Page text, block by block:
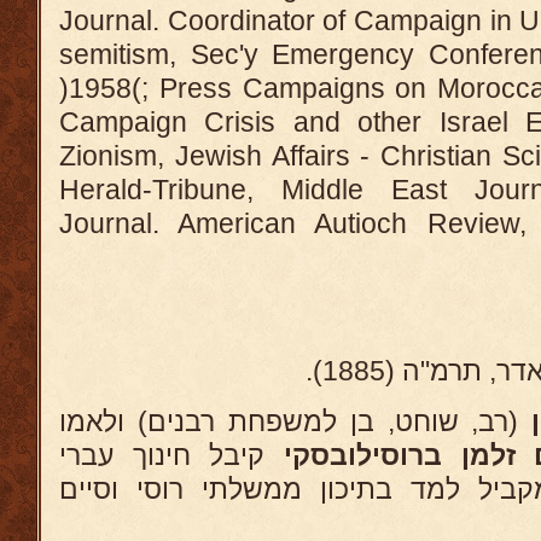
Journal. Coordinator of Campaign in
semitism, Sec'y Emergency
)1958(; Press Campaigns on
Campaign Crisis and other Israel
Zionism, Jewish Affairs - Christian
Herald-Tribune, Middle East
Journal. American Autioch Review,
תרמ"ה (1885).
(רב, שוחט, בן למשפחת רבנים) ולאמו
ברוסילובסקי קיבל חינוך עברי
עד גיל 14, ובמקביל למד בתיכון ממשלתי רוסי וסיים